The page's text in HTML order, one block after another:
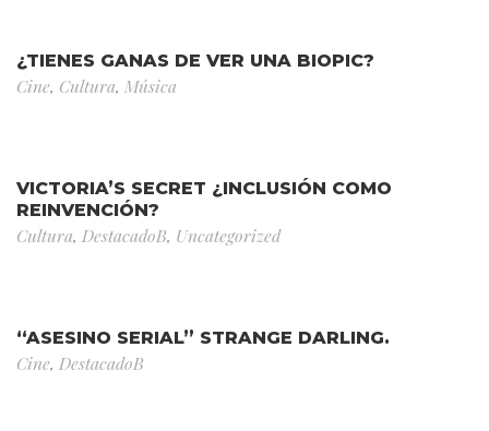
¿TIENES GANAS DE VER UNA BIOPIC?
Cine, Cultura, Música
VICTORIA’S SECRET ¿INCLUSIÓN COMO
REINVENCIÓN?
Cultura, DestacadoB, Uncategorized
“ASESINO SERIAL” STRANGE DARLING.
Cine, DestacadoB